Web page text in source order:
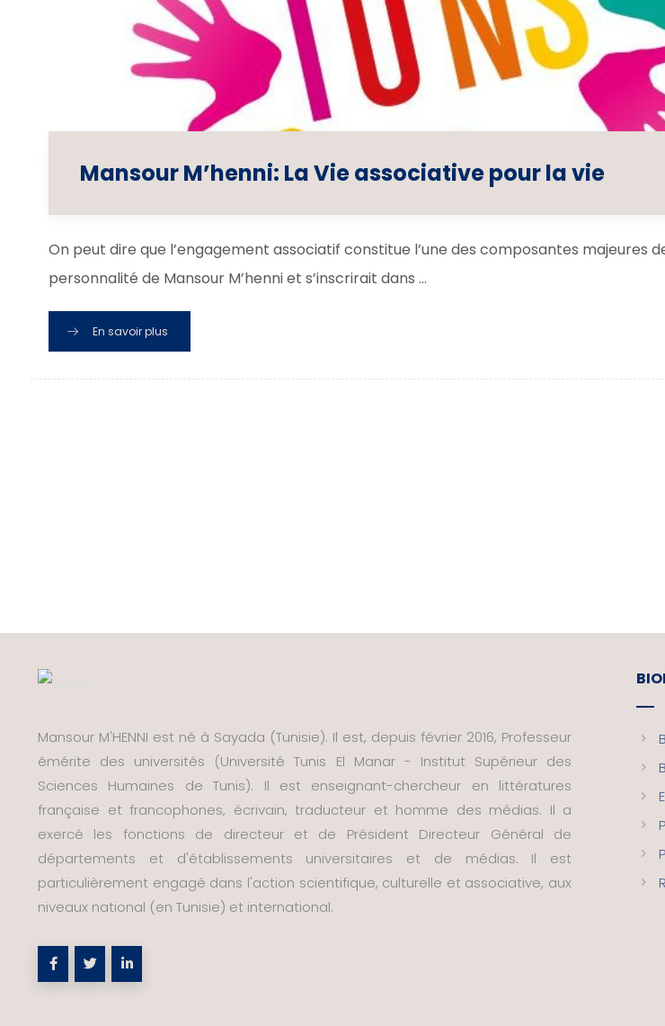
Mansour M’henni: La Vie associative pour la vie
On peut dire que l’engagement associatif constitue l’une des composantes majeures
personnalité de Mansour M’henni et s’inscrirait dans ...
En savoir plus
Mansour M'HENNI est né à Sayada (Tunisie). Il est, depuis février 2016, Professeur
émérite des universités (Université Tunis El Manar - Institut Supérieur des
Sciences Humaines de Tunis). Il est enseignant-chercheur en littératures
française et francophones, écrivain, traducteur et homme des médias. Il a
exercé les fonctions de directeur et de Président Directeur Général de
départements et d'établissements universitaires et de médias. Il est
particulièrement engagé dans l'action scientifique, culturelle et associative, aux
niveaux national (en Tunisie) et international.